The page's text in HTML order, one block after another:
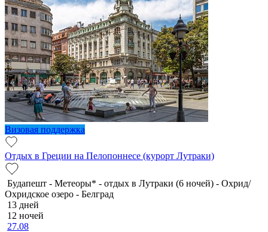
Визовая поддержка
Отдых в Греции на Пелопоннесе (курорт Лутраки)
Будапешт - Метеоры* - отдых в Лутраки (6 ночей) - Охрид/
Охридское озеро - Белград
13 дней
12 ночей
27.08